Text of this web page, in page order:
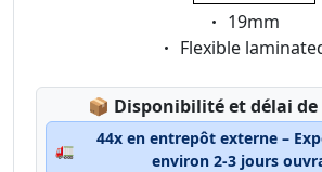
Eigenschaft:
19mm
Eigenschaft:
Flexible
📦 Lagerstatus:
Disponibilité et délai
🚛
44x en entrepôt externe –
environ 2-3 jours